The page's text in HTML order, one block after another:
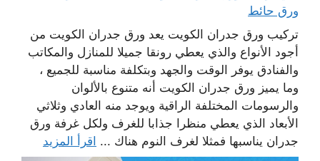
ورق حائط
تركيب ورق جدران الكويت يعد ورق جدران الكويت من
أجود الأنواع والذي يعطي رونقا جميلا للمنازل والمكاتب
والفنادق يوفر الوقت والجهد وبتكلفة مناسبة للجميع ،
وما يميز ورق جدران الكويت أنه متنوع بالألوان
والرسومات المختلفة الراقية ويوجد منه العادي وثلاثي
الأبعاد الذي يعطي منظرا جذابا للغرف ولكل غرفة ورق
جدران يناسبها فمثلا لغرف النوم هناك ... اقرأ المزيد